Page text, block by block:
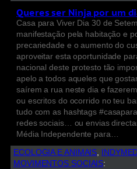
Queres ser Ninja por um
Casa para Viver Dia 30 de
manifestação pela habitação e
precariedade e o aumento do
aproveitar esta oportunidade
nacional deste protesto tão
apelo a todos aqueles que
saírem a rua neste dia e
ou escritos do ocorrido no teu
tudo com as hashtags
redes sociais… ou envias
Média Independente para…
ECOLOGIA E ANIMAIS,
MOVIMENTOS SOCIAIS: